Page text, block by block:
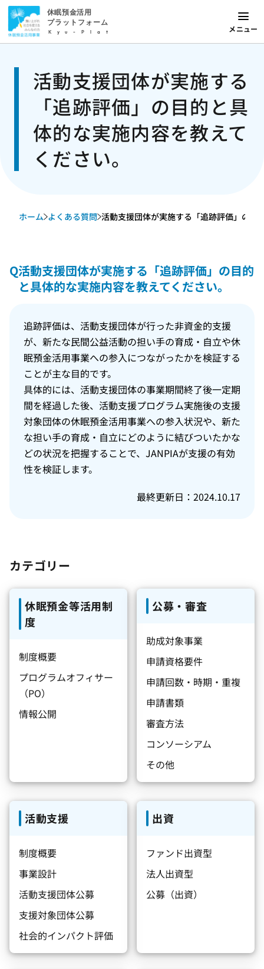
休眠預金活用
プラットフォーム
Kyu-Plat メニュー
活動支援団体が実施する
「追跡評価」の目的と具
体的な実施内容を教えて
ください。
ホーム よくある質問 活動支援団体が実施する「追跡評価」の目
Q活動支援団体が実施する「追跡評価」の目的
と具体的な実施内容を教えてください。
追跡評価は、活動支援団体が行った非資金的支援
が、新たな民間公益活動の担い手の育成・自立や休
眠預金活用事業への参入につながったかを検証する
ことが主な目的です。
具体的には、活動支援団体の事業期間終了後一定期
間を経過した後、活動支援プログラム実施後の支援
対象団体の休眠預金活用事業への参入状況や、新た
な担い手の育成・自立にどのように結びついたかな
どの状況を把握することで、JANPIAが支援の有効
性を検証します。
最終更新日：2024.10.17
カテゴリー
休眠預金等活用制
度
制度概要
プログラムオフィサー
（PO）
情報公開
公募・審査
助成対象事業
申請資格要件
申請回数・時期・重複
申請書類
審査方法
コンソーシアム
その他
活動支援
制度概要
事業設計
活動支援団体公募
支援対象団体公募
社会的インパクト評価
出資
ファンド出資型
法人出資型
公募（出資）